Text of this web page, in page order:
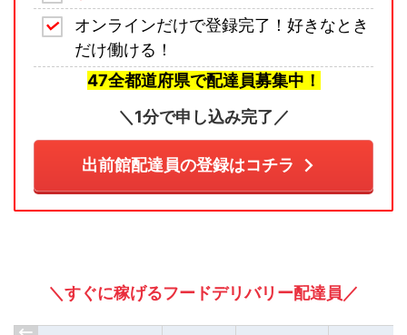
オンラインだけで登録完了！好きなとき
だけ働ける！
47全都道府県で配達員募集中！
＼1分で申し込み完了／
出前館配達員の登録はコチラ
＼すぐに稼げるフードデリバリー配達員／